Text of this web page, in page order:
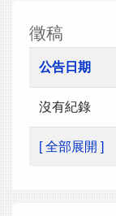
徵稿
公告日期
沒有紀錄
[ 全部展開 ]